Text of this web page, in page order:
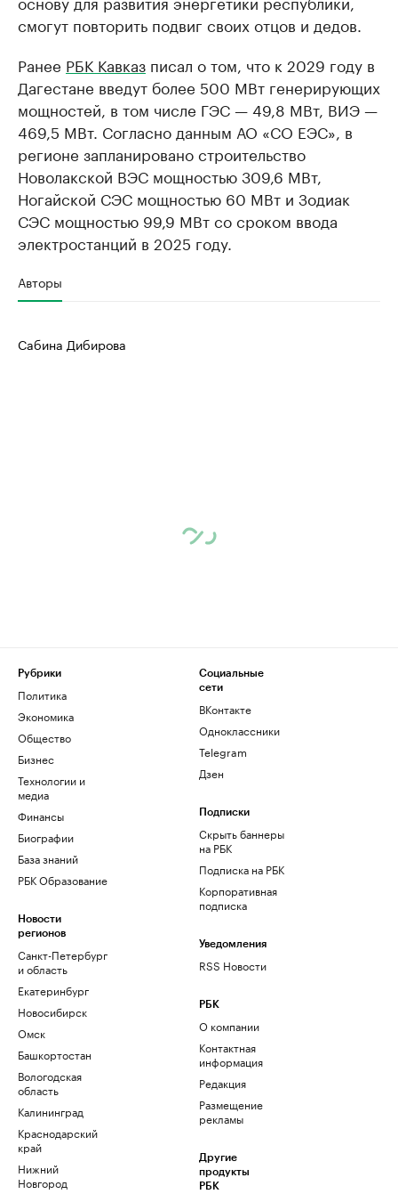
смогут повторить подвиг своих отцов и дедов.
Ранее РБК Кавказ писал о том, что к 2029 году в
Дагестане введут более 500 МВт генерирующих
мощностей, в том числе ГЭС — 49,8 МВт, ВИЭ —
469,5 МВт. Согласно данным АО «СО ЕЭС», в
регионе запланировано строительство
Новолакской ВЭС мощностью 309,6 МВт,
Ногайской СЭС мощностью 60 МВт и Зодиак
СЭС мощностью 99,9 МВт со сроком ввода
электростанций в 2025 году.
Авторы
Сабина Дибирова
Рубрики
Политика
Экономика
Общество
Бизнес
Технологии и
медиа
Финансы
Биографии
База знаний
РБК Образование
Новости
регионов
Санкт-Петербург
и область
Екатеринбург
Новосибирск
Омск
Башкортостан
Вологодская
область
Калининград
Краснодарский
край
Нижний
Новгород
Социальные
сети
ВКонтакте
Одноклассники
Telegram
Дзен
Подписки
Скрыть баннеры
на РБК
Подписка на РБК
Корпоративная
подписка
Уведомления
RSS Новости
РБК
О компании
Контактная
информация
Редакция
Размещение
рекламы
Другие
продукты
РБК